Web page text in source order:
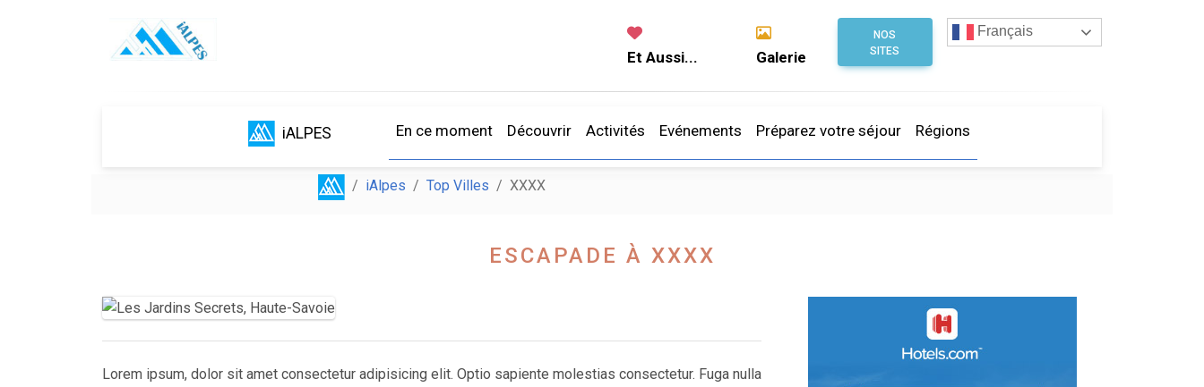
Et Aussi... Galerie
NOS
SITES
Français
iALPES En ce moment Découvrir Activités Evénements Préparez votre séjour Régions
iAlpes Top Villes XXXX
ESCAPADE À XXXX
Lorem ipsum, dolor sit amet consectetur adipisicing elit. Optio sapiente molestias consectetur. Fuga nulla